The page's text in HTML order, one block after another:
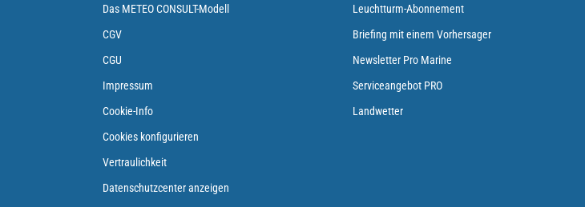
Das METEO CONSULT-Modell
CGV
CGU
Impressum
Cookie-Info
Cookies konfigurieren
Vertraulichkeit
Datenschutzcenter anzeigen
Leuchtturm-Abonnement
Briefing mit einem Vorhersager
Newsletter Pro Marine
Serviceangebot PRO
Landwetter